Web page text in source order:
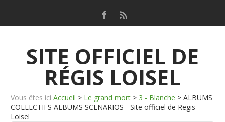
SITE OFFICIEL DE
RÉGIS LOISEL
Vous êtes ici Accueil > Le grand mort > 3 - Blanche > ALBUMS
COLLECTIFS ALBUMS SCENARIOS - Site officiel de Regis
Loisel